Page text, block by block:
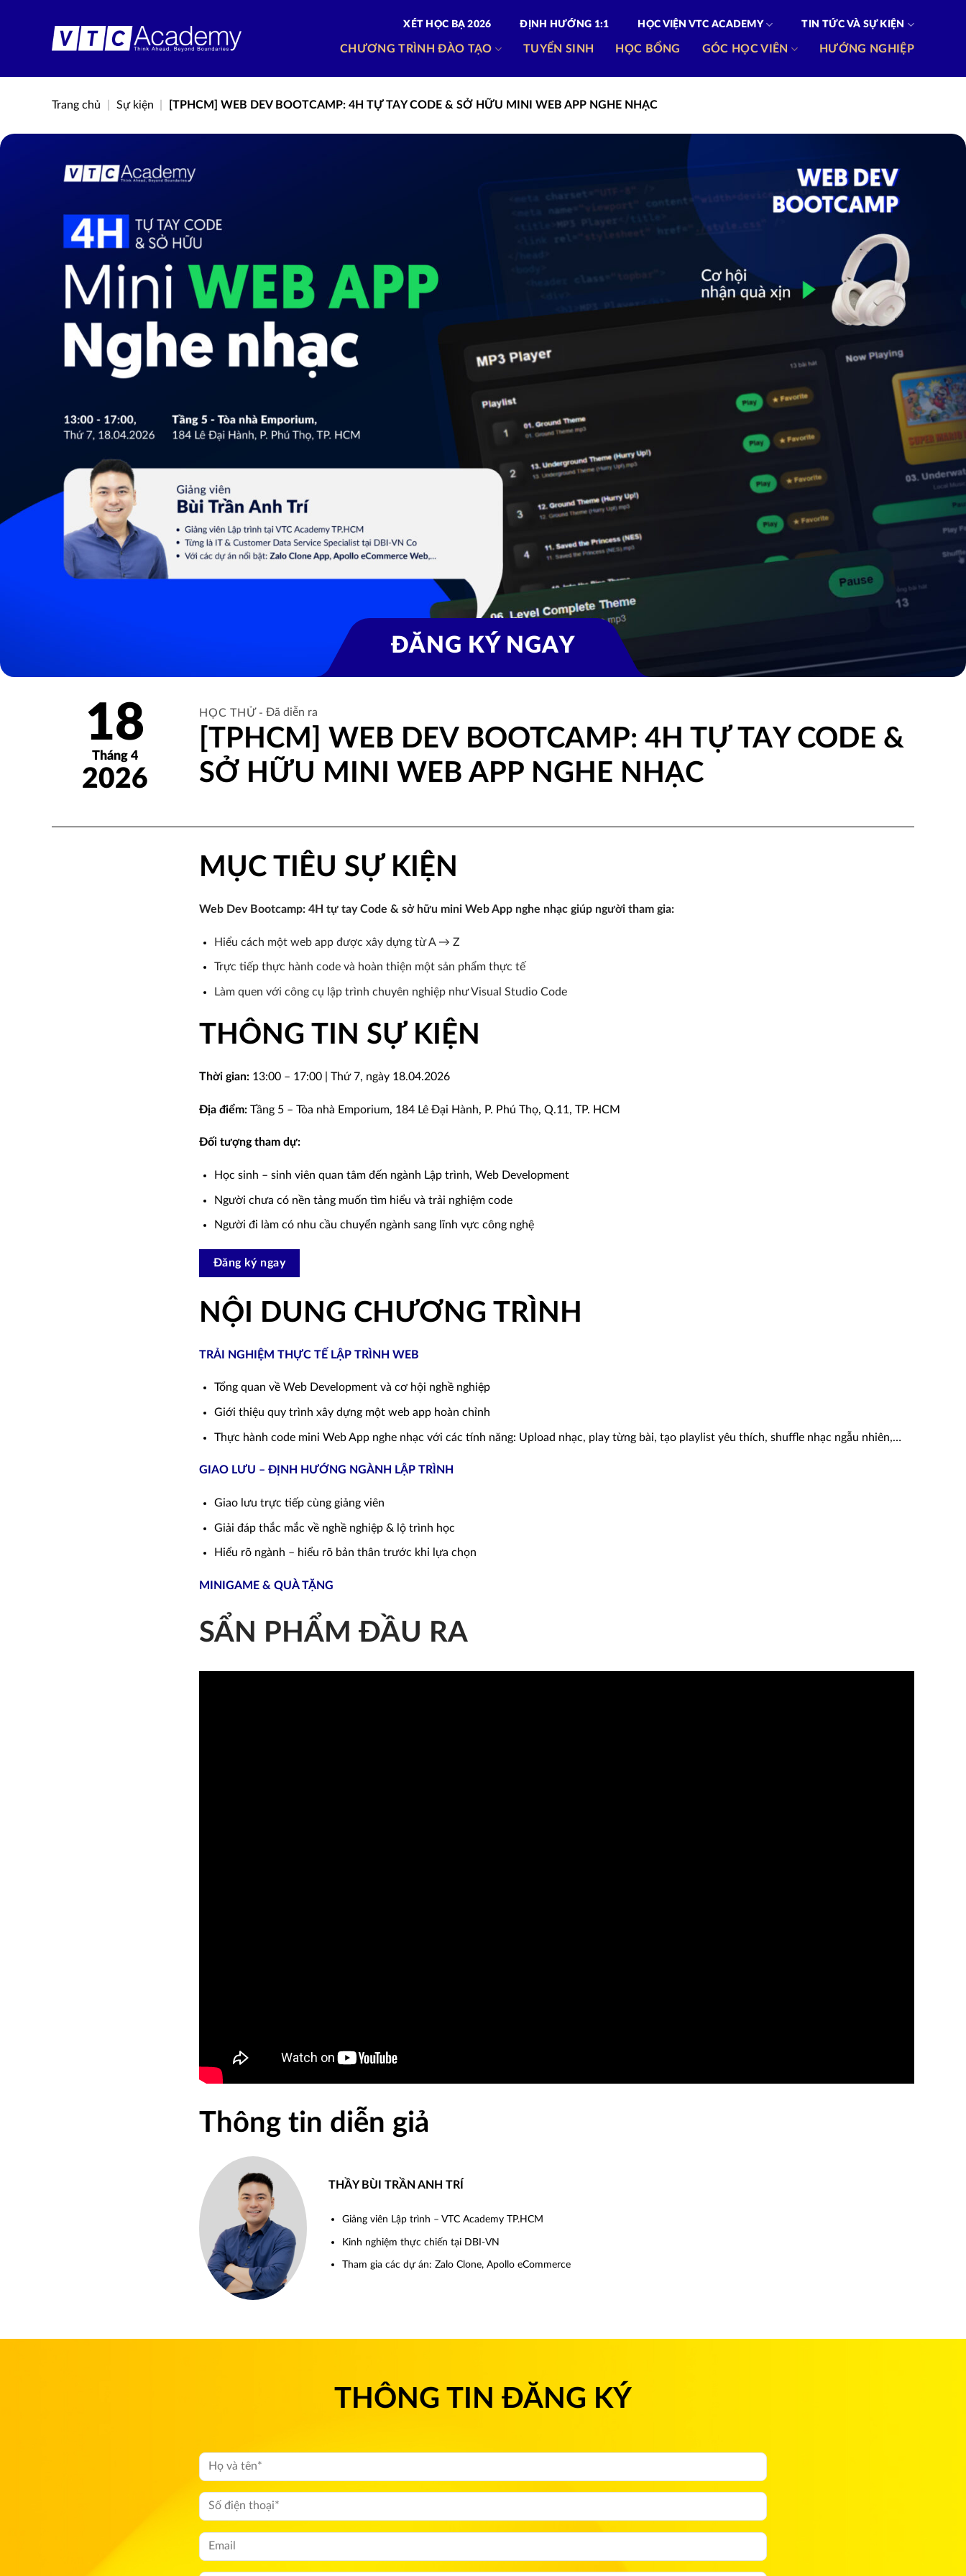
XÉT HỌC BẠ 2026 ĐỊNH HƯỚNG 1:1 HỌC VIỆN VTC ACADEMY TIN TỨC VÀ SỰ KIỆN
CHƯƠNG TRÌNH ĐÀO TẠO TUYỂN SINH HỌC BỔNG GÓC HỌC VIÊN HƯỚNG NGHIỆP
Trang chủ Sự kiện [TPHCM] WEB DEV BOOTCAMP: 4H TỰ TAY CODE & SỞ HỮU MINI WEB APP NGHE NHẠC
ĐĂNG KÝ NGAY
18
Tháng 4
2026
HỌC THỬ - Đã diễn ra
[TPHCM] WEB DEV BOOTCAMP: 4H TỰ TAY CODE &
SỞ HỮU MINI WEB APP NGHE NHẠC
MỤC TIÊU SỰ KIỆN
Web Dev Bootcamp: 4H tự tay Code & sở hữu mini Web App nghe nhạc giúp người tham gia:
Hiểu cách một web app được xây dựng từ A → Z
Trực tiếp thực hành code và hoàn thiện một sản phẩm thực tế
Làm quen với công cụ lập trình chuyên nghiệp như Visual Studio Code
THÔNG TIN SỰ KIỆN
Thời gian: 13:00 – 17:00 | Thứ 7, ngày 18.04.2026
Địa điểm: Tầng 5 – Tòa nhà Emporium, 184 Lê Đại Hành, P. Phú Thọ, Q.11, TP. HCM
Đối tượng tham dự:
Học sinh – sinh viên quan tâm đến ngành Lập trình, Web Development
Người chưa có nền tảng muốn tìm hiểu và trải nghiệm code
Người đi làm có nhu cầu chuyển ngành sang lĩnh vực công nghệ
Đăng ký ngay
NỘI DUNG CHƯƠNG TRÌNH
TRẢI NGHIỆM THỰC TẾ LẬP TRÌNH WEB
Tổng quan về Web Development và cơ hội nghề nghiệp
Giới thiệu quy trình xây dựng một web app hoàn chỉnh
Thực hành code mini Web App nghe nhạc với các tính năng: Upload nhạc, play từng bài, tạo playlist yêu thích, shuffle nhạc ngẫu nhiên,…
GIAO LƯU – ĐỊNH HƯỚNG NGÀNH LẬP TRÌNH
Giao lưu trực tiếp cùng giảng viên
Giải đáp thắc mắc về nghề nghiệp & lộ trình học
Hiểu rõ ngành – hiểu rõ bản thân trước khi lựa chọn
MINIGAME & QUÀ TẶNG
SẨN PHẨM ĐẦU RA
Thông tin diễn giả
THẦY BÙI TRẦN ANH TRÍ
Giảng viên Lập trình – VTC Academy TP.HCM
Kinh nghiệm thực chiến tại DBI-VN
Tham gia các dự án: Zalo Clone, Apollo eCommerce
THÔNG TIN ĐĂNG KÝ